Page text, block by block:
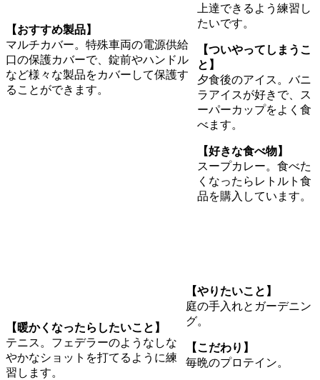
【おすすめ製品】
マルチカバー。特殊車両の電源供給
口の保護カバーで、錠前やハンドル
など様々な製品をカバーして保護す
ることができます。
上達できるよう練習し
たいです。
【ついやってしまうこ
と】
夕食後のアイス。バニ
ラアイスが好きで、ス
ーパーカップをよく食
べます。
【好きな食べ物】
スープカレー。食べた
くなったらレトルト食
品を購入しています。
【 暖かくなったらしたいこと 】
テニス。フェデラーのようなしな
やかなショットを打てるように練
習します。
【やりたいこと】
庭の手入れとガーデニン
グ。
【こだわり】
毎晩のプロテイン。